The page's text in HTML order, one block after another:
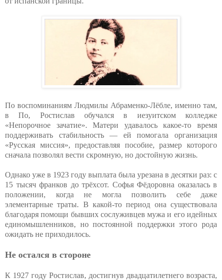
По воспоминаниям Людмилы Абраменко-Лёбле, именно там,
в По, Ростислав обучался в иезуитском колледже
«Непорочное зачатие». Матери удавалось какое-то время
поддерживать стабильность — ей помогала организация
«Русская миссия», предоставляя пособие, размер которого
сначала позволял вести скромную, но достойную жизнь.
Однако уже в 1923 году выплата была урезана в десятки раз: с
15 тысяч франков до трёхсот. Софья Фёдоровна оказалась в
положении, когда не могла позволить себе даже
элементарные траты. В какой-то период она существовала
благодаря помощи бывших сослуживцев мужа и его идейных
единомышленников, но постоянной поддержки этого рода
ожидать не приходилось.
Не остался в стороне
К 1927 году Ростислав, достигнув двадцатилетнего возраста,